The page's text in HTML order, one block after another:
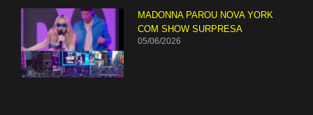
MADONNA PAROU NOVA YORK
COM SHOW SURPRESA
05/06/2026